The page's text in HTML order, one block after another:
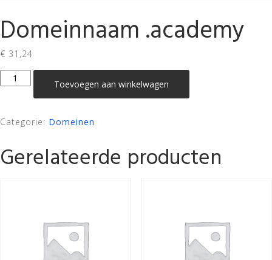
Domeinnaam .academy
€ 31,24
Domeinnaam
.academy
Toevoegen aan winkelwagen
Categorie: Domeinen
Gerelateerde producten